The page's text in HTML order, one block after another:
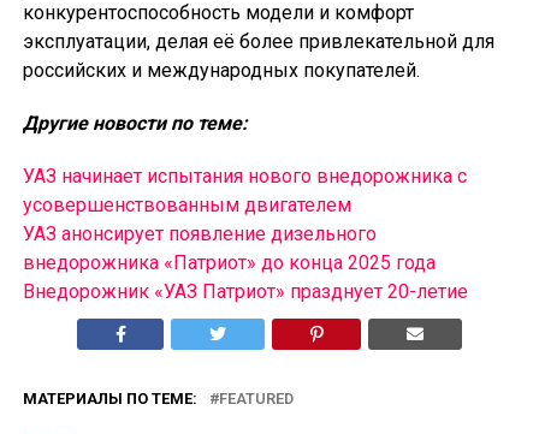
конкурентоспособность модели и комфорт
эксплуатации, делая её более привлекательной для
российских и международных покупателей.
Другие новости по теме:
УАЗ начинает испытания нового внедорожника с
усовершенствованным двигателем
УАЗ анонсирует появление дизельного
внедорожника «Патриот» до конца 2025 года
Внедорожник «УАЗ Патриот» празднует 20-летие
МАТЕРИАЛЫ ПО ТЕМЕ: FEATURED